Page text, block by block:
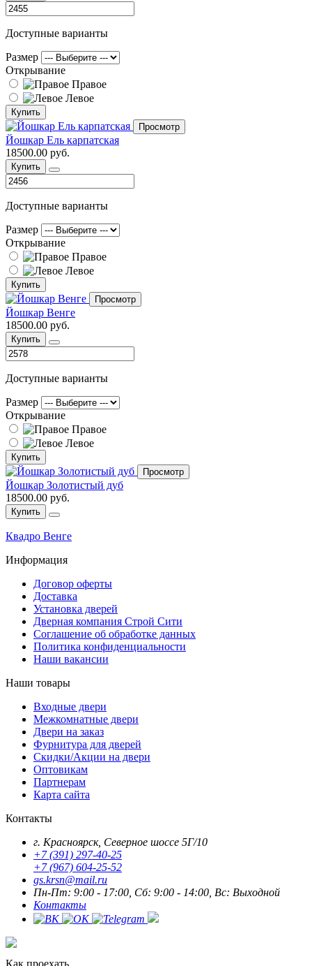
Доступные варианты
Размер
Открывание
Правое
Левое
Купить
Просмотр
Йошкар Ель карпатская
18500.00 руб.
Купить
Доступные варианты
Размер
Открывание
Правое
Левое
Купить
Просмотр
Йошкар Венге
18500.00 руб.
Купить
Доступные варианты
Размер
Открывание
Правое
Левое
Купить
Просмотр
Йошкар Золотистый дуб
18500.00 руб.
Купить
Квадро Венге
Информация
Договор оферты
Доставка
Установка дверей
Дверная компания Строй Сити
Соглашение об обработке данных
Политика конфиденциальности
Наши вакансии
Наши товары
Входные двери
Межкомнатные двери
Двери на заказ
Фурнитура для дверей
Скидки/Акции на двери
Оптовикам
Партнерам
Карта сайта
Контакты
г. Красноярск, Северное шоссе 5Г/10
+7 (391) 297-40-25
+7 (967) 604-25-52
gs.krsn@mail.ru
Пн-Пт: 9:00 - 17:00, Сб: 9:00 - 14:00, Вс: Выходной
Контакты
Как проехать